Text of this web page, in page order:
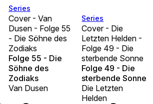
Series
Cover - Van
Dusen - Folge 55
- Die Söhne des
Zodiaks
Folge 55 - Die
Söhne des
Zodiaks
Van Dusen
Series
Cover - Die
Letzten Helden -
Folge 49 - Die
sterbende Sonne
Folge 49 - Die
sterbende Sonne
Die Letzten
Helden